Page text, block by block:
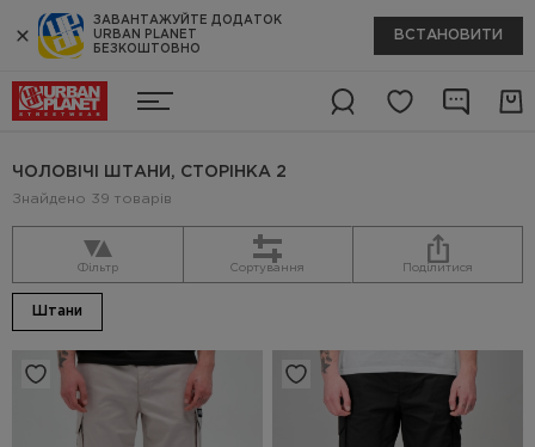
ЗАВАНТАЖУЙТЕ ДОДАТОК
URBAN PLANET
БЕЗКОШТОВНО
ВСТАНОВИТИ
ЧОЛОВІЧІ ШТАНИ, СТОРІНКА 2
Знайдено 39 товарів
Фільтр Сортування Поділитися
Штани